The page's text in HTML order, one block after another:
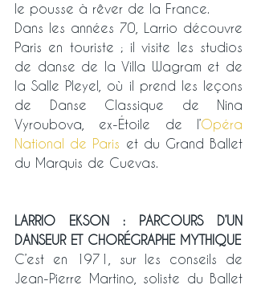
le pousse à rêver de la France.
Dans les années 70, Larrio découvre
Paris en touriste ; il visite les studios
de danse de la Villa Wagram et de
la Salle Pleyel, où il prend les leçons
de Danse Classique de Nina
Vyroubova, ex-Étoile de l’Opéra
National de Paris et du Grand Ballet
du Marquis de Cuevas.
LARRIO EKSON : PARCOURS D’UN
DANSEUR ET CHORÉGRAPHE MYTHIQUE
C’est en 1971, sur les conseils de
Jean-Pierre Martino, soliste du Ballet